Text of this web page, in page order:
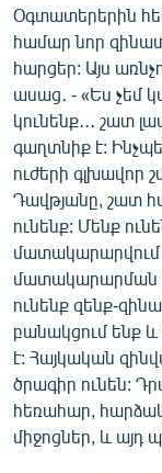
Օգտատերերին
համար նոր
հարցեր: Այս
ասաց․ - «Ես չեմ
կունենք․․․ շատ
գաղտնիք է:
ուժերի գլխավոր
Դավթյանը, շատ
ունենք: Մենք
մատակարարվում
մատակարարման
ունենք զենք-
բանակցում ենք և
է: Հայկական
ծրագիր ունեն:
հեռահար,
միջոցներ, և այդ